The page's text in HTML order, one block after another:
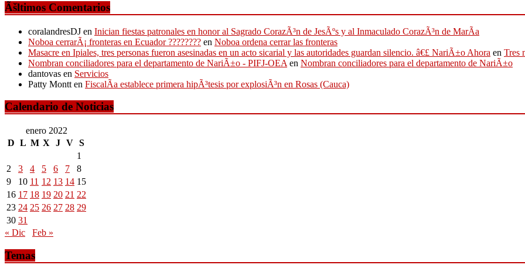
Ãšltimos Comentarios
coralandresDJ en Inician fiestas patronales en honor al Sagrado CorazÃ³n de JesÃºs y al Inmaculado CorazÃ³n de MarÃ­a
Noboa cerrarÃ¡ fronteras en Ecuador ???????? en Noboa ordena cerrar las fronteras
Masacre en Ipiales, tres personas fueron asesinadas en un acto sicarial y las autoridades guardan silencio. â€£ NariÃ±o Ahora en Tres
Nombran conciliadores para el departamento de NariÃ±o - PIFJ-OEA en Nombran conciliadores para el departamento de NariÃ±o
dantovas en Servicios
Patty Montt en FiscalÃ­a establece primera hipÃ³tesis por explosiÃ³n en Rosas (Cauca)
Calendario de Noticias
enero 2022
D L M X J V S
1
2
3 4 5 6 7
8
9
10 11 12 13 14 15
16 17 18 19 20 21 22
23 24 25 26 27 28 29
30 31
« Dic
Feb »
Temas